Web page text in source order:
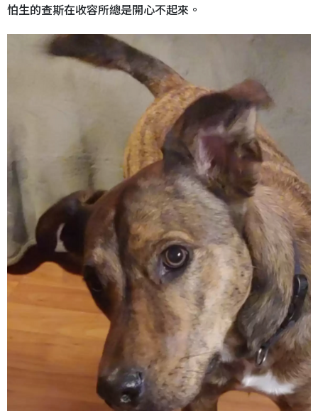
怕生的查斯在收容所總是開心不起來。